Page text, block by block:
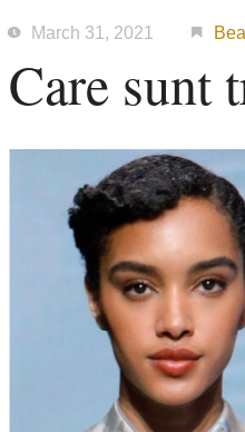
March 31, 2021
Care sunt